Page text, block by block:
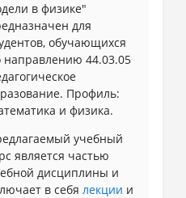
в физике"
для
обучающихся
направлению 44.03.05
Профиль:
и физика.
учебный
является частью
дисциплины и
в себя лекции и